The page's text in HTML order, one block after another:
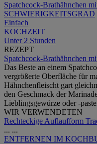
Spatchcock-Brathähnchen
SCHWIERIGKEITSGRAD
Einfach
KOCHZEIT
Unter 2 Stunden
REZEPT
Spatchcock-Brathähnchen
Das Beste an einem
vergrößerte Oberfläche für
Hähnchenfleischt gart
den Geschmack der
Lieblingsgewürze oder
WIR VERWENDETEN
Rechteckige Auflaufform
... ...
ENTFERNEN IM